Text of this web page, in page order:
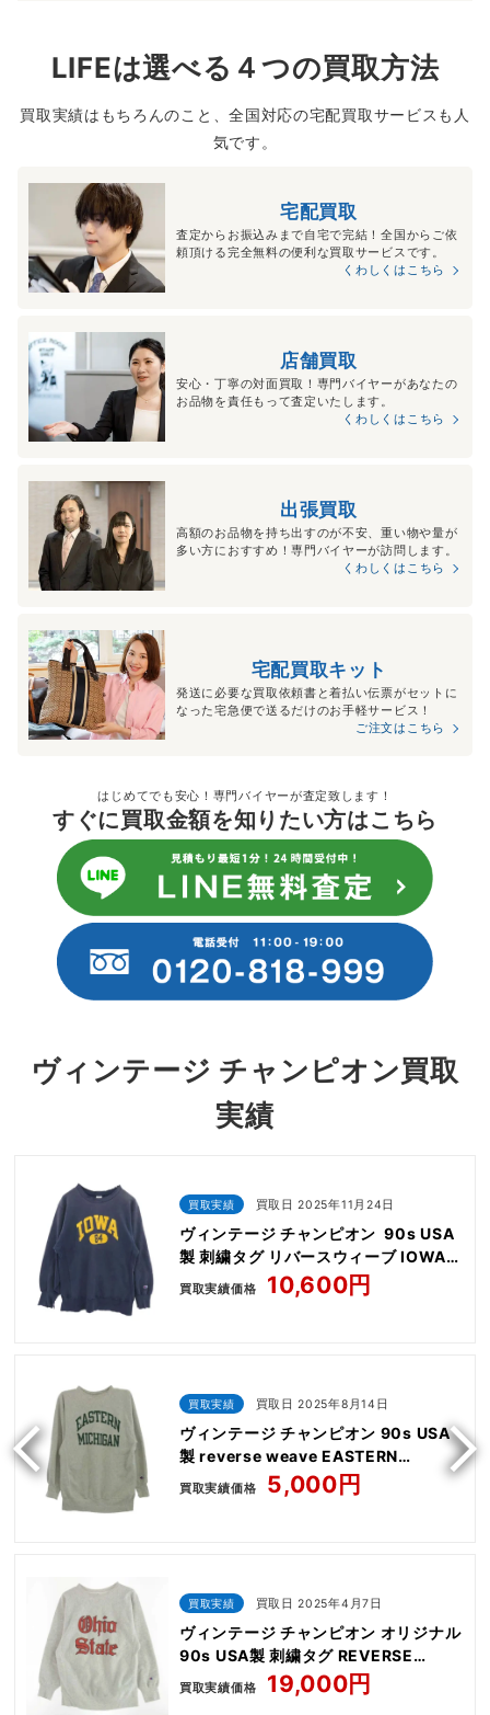
LIFEは選べる４つの買取方法
買取実績はもちろんのこと、全国対応の宅配買取サービスも人
気です。
宅配買取
査定からお振込みまで自宅で完結！全国からご依
頼頂ける完全無料の便利な買取サービスです。
くわしくはこちら
店舗買取
安心・丁寧の対面買取！専門バイヤーがあなたの
お品物を責任もって査定いたします。
くわしくはこちら
出張買取
高額のお品物を持ち出すのが不安、重い物や量が
多い方におすすめ！専門バイヤーが訪問します。
くわしくはこちら
宅配買取キット
発送に必要な買取依頼書と着払い伝票がセットに
なった宅急便で送るだけのお手軽サービス！
ご注文はこちら
はじめてでも安心！専門バイヤーが査定致します！
すぐに買取金額を知りたい方はこちら
ヴィンテージ チャンピオン買取
実績
買取実績 買取日 2025年11月24日
ヴィンテージ チャンピオン 90s USA
製 刺繍タグ リバースウィーブ IOWA
プリント スウェット
買取実績価格 10,600円
買取実績 買取日 2025年8月14日
ヴィンテージ チャンピオン 90s USA
製 reverse weave EASTERN
MICHIGAN ロゴ リバース ウィーブ カ
レッジ スウェット
買取実績価格 5,000円
買取実績 買取日 2025年4月7日
ヴィンテージ チャンピオン オリジナル
90s USA製 刺繍タグ REVERSE
WEAVE Ohaio State リバースウィー
ブ オハイオ大学 プリント クルー スウ
買取実績価格 19,000円